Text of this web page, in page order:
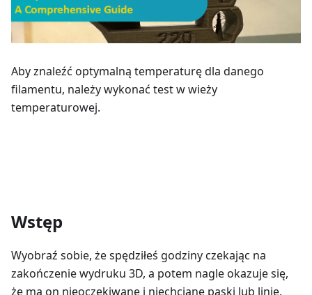
Aby znaleźć optymalną temperaturę dla danego
filamentu, należy wykonać test w wieży
temperaturowej.
Wstęp
Wyobraź sobie, że spędziłeś godziny czekając na
zakończenie wydruku 3D, a potem nagle okazuje się,
że ma on nieoczekiwane i niechciane paski lub linie.